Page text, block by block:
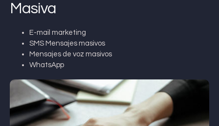
Masiva
E-mail marketing
SMS Mensajes masivos
Mensajes de voz masivos
WhatsApp